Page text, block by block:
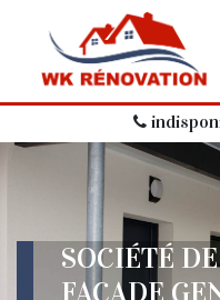
SOCIÉTÉ
FAÇADE